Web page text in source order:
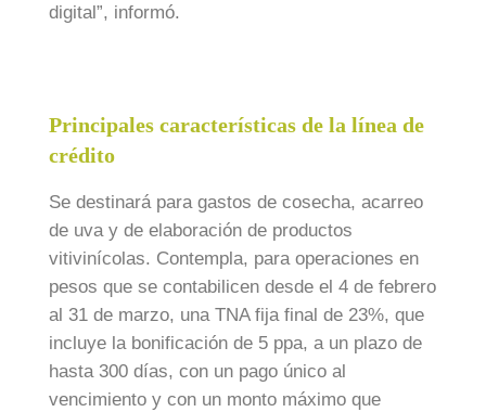
digital”, informó.
Principales características de la línea de
crédito
Se destinará para gastos de cosecha, acarreo
de uva y de elaboración de productos
vitivinícolas. Contempla, para operaciones en
pesos que se contabilicen desde el 4 de febrero
al 31 de marzo, una TNA fija final de 23%, que
incluye la bonificación de 5 ppa, a un plazo de
hasta 300 días, con un pago único al
vencimiento y con un monto máximo que